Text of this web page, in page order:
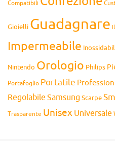
Compatibili
Gioielli Guadagnare
Impermeabile
Nintendo Orologio Philips
Portafoglio Portatile
Regolabile Samsung Scarpe
Trasparente Unisex Universale